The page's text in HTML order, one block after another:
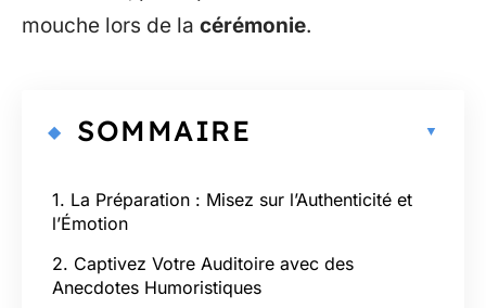
mouche lors de la cérémonie.
SOMMAIRE
1. La Préparation : Misez sur l’Authenticité et
l’Émotion
2. Captivez Votre Auditoire avec des
Anecdotes Humoristiques